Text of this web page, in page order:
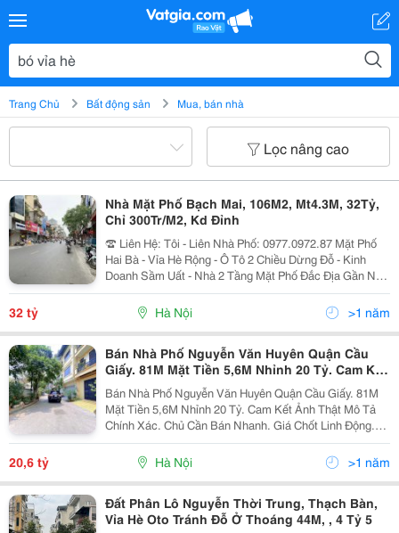
Trang Chủ Bất động sản Mua, bán nhà
Lọc nâng cao
Nhà Mặt Phố Bạch Mai, 106M2, Mt4.3M, 32Tỷ,
Chỉ 300Tr/M2, Kd Đỉnh
☎️ Liên Hệ: Tôi - Liên Nhà Phố: 0977.0972.87 Mặt Phố
Hai Bà - Vỉa Hè Rộng - Ô Tô 2 Chiều Dừng Đỗ - Kinh
Doanh Sầm Uất - Nhà 2 Tầng Mặt Phố Đắc Địa Gần Ngã
Ba Bạch Mai, Lê Thanh Nghị - Vỉa Hè Rộng, Ô Tô Dừng
32 tỷ Hà Nội >1 năm
Bán Nhà Phố Nguyễn Văn Huyên Quận Cầu
Giấy. 81M Mặt Tiền 5,6M Nhỉnh 20 Tỷ. Cam Kết
Ảnh Thật Mô Tả Chính Xác. Chủ Cần Bán
Bán Nhà Phố Nguyễn Văn Huyên Quận Cầu Giấy. 81M
Mặt Tiền 5,6M Nhỉnh 20 Tỷ. Cam Kết Ảnh Thật Mô Tả
Chính Xác. Chủ Cần Bán Nhanh. Giá Chốt Linh Động.
1311 Liên Hệ Ngọc Tuấn 0936 586 828 Kết Bạn Zalo Để
Nhận Sổ Đỏ. Phân Lô Cán Bộ - Vỉa Hè Ô Tô...
20,6 tỷ Hà Nội >1 năm
Đất Phân Lô Nguyễn Thời Trung, Thạch Bàn,
Vỉa Hè Oto Tránh Đỗ Ở Thoáng 44M, , 4 Tỷ 5